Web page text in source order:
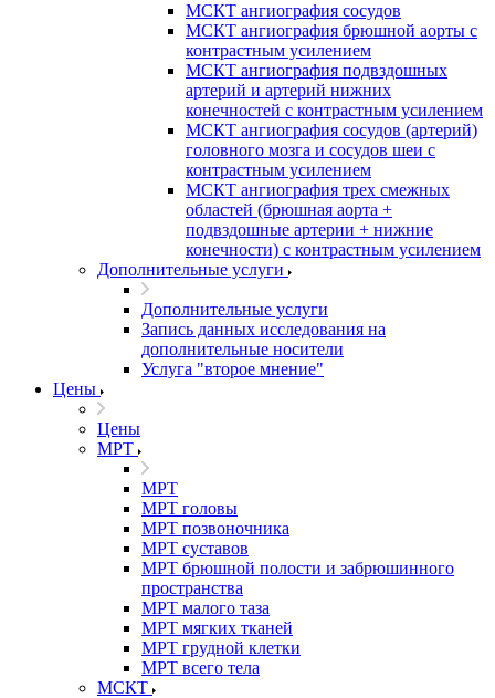
МСКТ ангиография сосудов
МСКТ ангиография брюшной аорты с
контрастным усилением
МСКТ ангиография подвздошных
артерий и артерий нижних
конечностей с контрастным усилением
МСКТ ангиография сосудов (артерий)
головного мозга и сосудов шеи с
контрастным усилением
МСКТ ангиография трех смежных
областей (брюшная аорта +
подвздошные артерии + нижние
конечности) с контрастным усилением
Дополнительные услуги
Дополнительные услуги
Запись данных исследования на
дополнительные носители
Услуга "второе мнение"
Цены
Цены
МРТ
МРТ
МРТ головы
МРТ позвоночника
МРТ суставов
МРТ брюшной полости и забрюшинного
пространства
МРТ малого таза
МРТ мягких тканей
МРТ грудной клетки
МРТ всего тела
МСКТ